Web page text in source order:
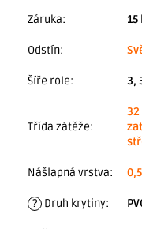
Záruka: 15
Odstín:
Šíře role: 3,
Třída zátěže:
32
Nášlapná vrstva:
? Druh krytiny: